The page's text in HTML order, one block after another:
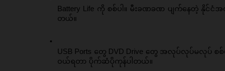
Battery Life ကို စစ်ပါ။ မီးခဏခဏ ပျက်နေတဲ့ နိုင်ငံအ
တယ်။
USB Ports တွေ DVD Drive တွေ အလုပ်လုပ်မလုပ်
ဝယ်ရတာ ပိုက်ဆံပိုကုန်ပါတယ်။